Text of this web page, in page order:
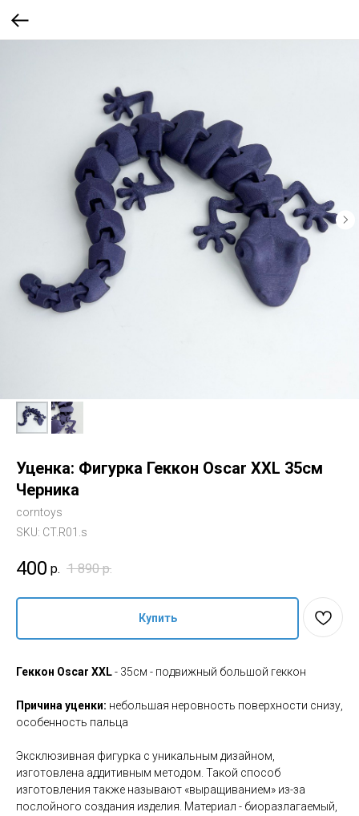
Уценка: Фигурка Геккон Oscar XXL 35см
Черника
corntoys
SKU: CT.R01.s
400 р. 1 890 р.
Купить
Геккон Oscar XXL- 35см - подвижный большой геккон
Причина уценки: небольшая неровность поверхности снизу,
особенность пальца
Эксклюзивная фигурка с уникальным дизайном,
изготовлена аддитивным методом. Такой способ
изготовления также называют «выращиванием» из-за
послойного создания изделия. Материал - биоразлагаемый,